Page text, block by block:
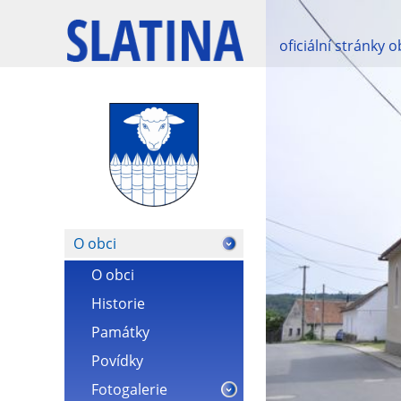
O obci
O obci
Historie
Památky
Povídky
Fotogalerie
oficiální stránky